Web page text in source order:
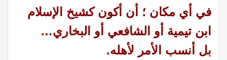
في أي مكان ؛ أن أكون كشيخ الإسلام
ابن تيمية أو الشافعي أو البخاري…
بل أنسب الأمر لأهله.